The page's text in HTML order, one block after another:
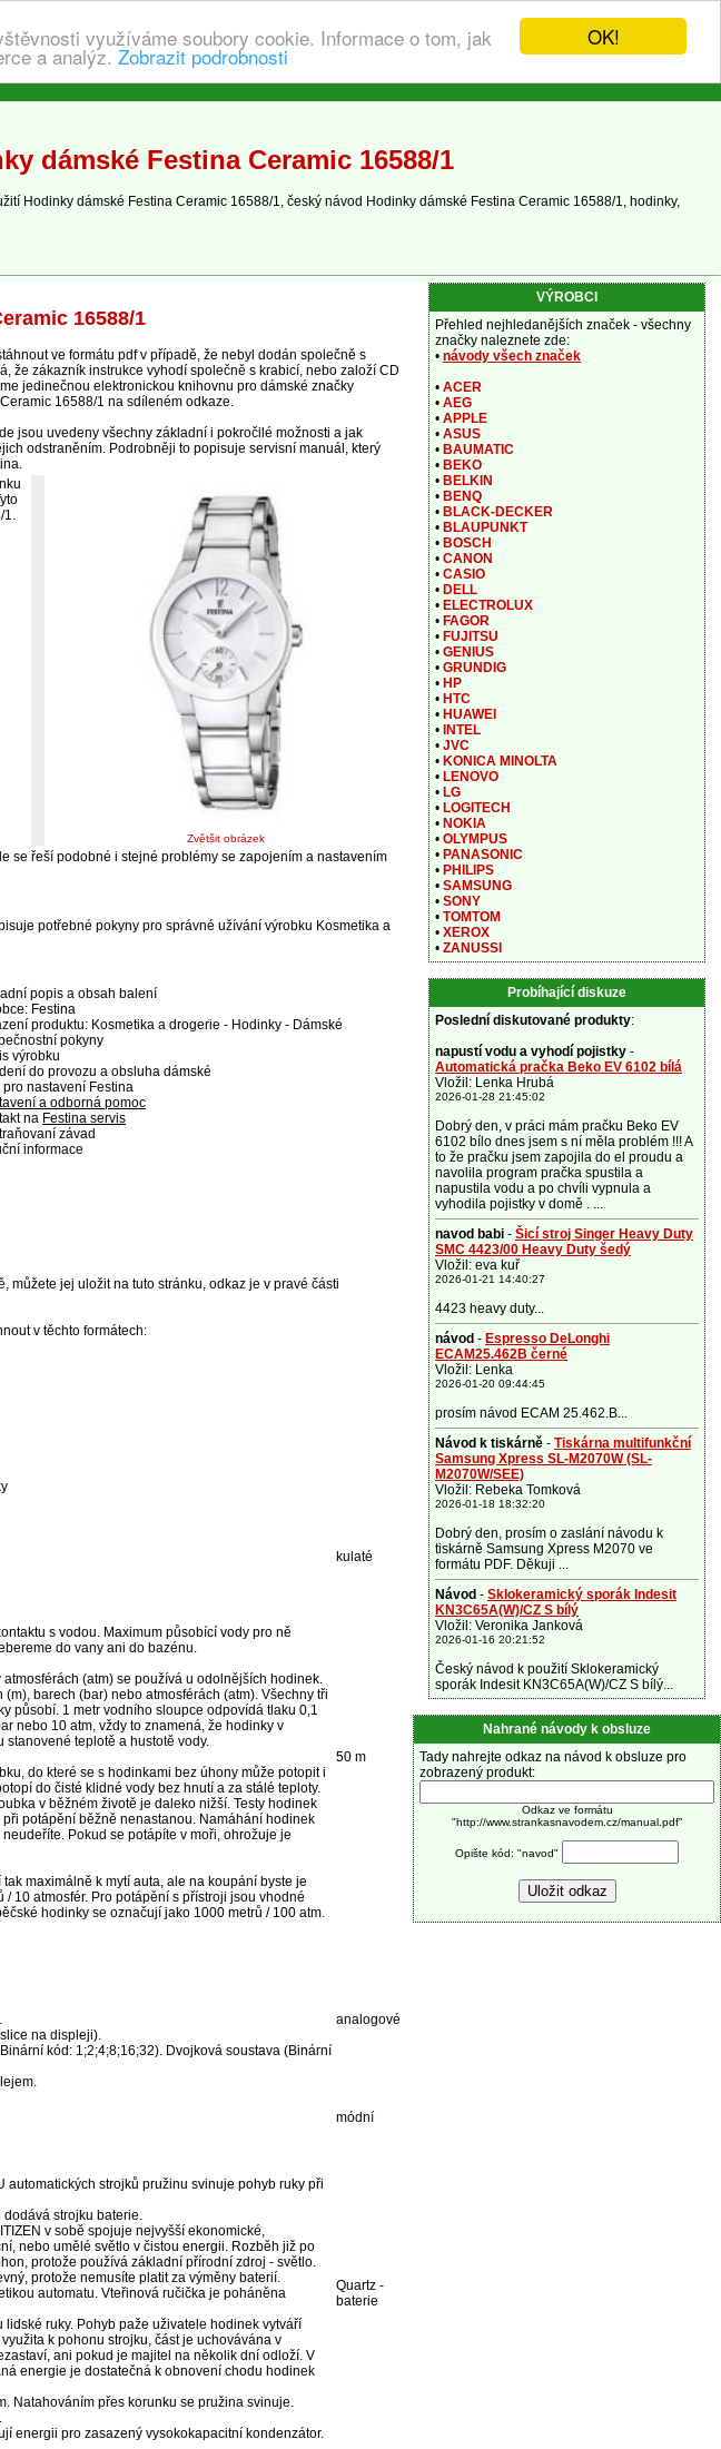
OK!
využíváme soubory cookie. Informace o tom, jak
a analýz. Zobrazit podrobnosti
dámské Festina Ceramic 16588/1
Hodinky dámské Festina Ceramic 16588/1, český návod Hodinky dámské Festina Ceramic 16588/1, hodinky,
16588/1
ve formátu pdf v případě, že nebyl dodán společně s
že zákazník instrukce vyhodí společně s krabicí, nebo založí CD
jedinečnou elektronickou knihovnu pro dámské značky
16588/1 na sdíleném odkaze.
jsou uvedeny všechny základní i pokročilé možnosti a jak
odstraněním. Podrobněji to popisuje servisní manuál, který
1.
Zvětšit obrázek
se řeší podobné i stejné problémy se zapojením a nastavením
potřebné pokyny pro správné užívání výrobku Kosmetika a
popis a obsah balení
Festina
produktu: Kosmetika a drogerie - Hodinky - Dámské
pokyny
výrobku
do provozu a obsluha dámské
pro nastavení Festina
a odborná pomoc
na Festina servis
závad
informace
můžete jej uložit na tuto stránku, odkaz je v pravé části
v těchto formátech:
kulaté
s vodou. Maximum působící vody pro ně
do vany ani do bazénu.
(atm) se používá u odolnějších hodinek.
barech (bar) nebo atmosférách (atm). Všechny tři
působí. 1 metr vodního sloupce odpovídá tlaku 0,1
nebo 10 atm, vždy to znamená, že hodinky v
stanovené teplotě a hustotě vody.
do které se s hodinkami bez úhony může potopit i
do čisté klidné vody bez hnutí a za stálé teploty.
v běžném životě je daleko nižší. Testy hodinek
potápění běžně nenastanou. Namáhání hodinek
Pokud se potápíte v moři, ohrožuje je
maximálně k mytí auta, ale na koupání byste je
10 atmosfér. Pro potápění s přístroji jsou vhodné
hodinky se označují jako 1000 metrů / 100 atm.
50 m
na displeji).
kód: 1;2;4;8;16;32). Dvojková soustava (Binární
analogové
módní
strojků pružinu svinuje pohyb ruky při
strojku baterie.
v sobě spojuje nejvyšší ekonomické,
nebo umělé světlo v čistou energii. Rozběh již po
protože používá základní přírodní zdroj - světlo.
protože nemusíte platit za výměny baterií.
automatu. Vteřinová ručička je poháněna
ruky. Pohyb paže uživatele hodinek vytváří
k pohonu strojku, část je uchovávána v
ani pokud je majitel na několik dní odloží. V
energie je dostatečná k obnovení chodu hodinek
Natahováním přes korunku se pružina svinuje.
energii pro zasazený vysokokapacitní kondenzátor.
Quartz -
baterie
VÝROBCI
Přehled nejhledanějších značek - všechny
značky naleznete zde:
• návody všech značek
• ACER
• AEG
• APPLE
• ASUS
• BAUMATIC
• BEKO
• BELKIN
• BENQ
• BLACK-DECKER
• BLAUPUNKT
• BOSCH
• CANON
• CASIO
• DELL
• ELECTROLUX
• FAGOR
• FUJITSU
• GENIUS
• GRUNDIG
• HP
• HTC
• HUAWEI
• INTEL
• JVC
• KONICA MINOLTA
• LENOVO
• LG
• LOGITECH
• NOKIA
• OLYMPUS
• PANASONIC
• PHILIPS
• SAMSUNG
• SONY
• TOMTOM
• XEROX
• ZANUSSI
Probíhající diskuze
Poslední diskutované produkty:
napustí vodu a vyhodí pojistky -
Automatická pračka Beko EV 6102 bílá
Vložil: Lenka Hrubá
2026-01-28 21:45:02
Dobrý den, v práci mám pračku Beko EV
6102 bílo dnes jsem s ní měla problém !!! A
to že pračku jsem zapojila do el proudu a
navolila program pračka spustila a
napustila vodu a po chvíli vypnula a
vyhodila pojistky v domě . ...
navod babi - Šicí stroj Singer Heavy Duty
SMC 4423/00 Heavy Duty šedý
Vložil: eva kuř
2026-01-21 14:40:27
4423 heavy duty...
návod - Espresso DeLonghi
ECAM25.462B černé
Vložil: Lenka
2026-01-20 09:44:45
prosím návod ECAM 25.462.B...
Návod k tiskárně - Tiskárna multifunkční
Samsung Xpress SL-M2070W (SL-
M2070W/SEE)
Vložil: Rebeka Tomková
2026-01-18 18:32:20
Dobrý den, prosím o zaslání návodu k
tiskárně Samsung Xpress M2070 ve
formátu PDF. Děkuji ...
Návod - Sklokeramický sporák Indesit
KN3C65A(W)/CZ S bílý
Vložil: Veronika Janková
2026-01-16 20:21:52
Český návod k použití Sklokeramický
sporák Indesit KN3C65A(W)/CZ S bílý...
Nahrané návody k obsluze
Tady nahrejte odkaz na návod k obsluze pro
zobrazený produkt:
Odkaz ve formátu
"http://www.strankasnavodem.cz/manual.pdf"
Opište kód: "navod"